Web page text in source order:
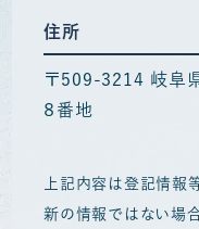
住所
〒509-3214 岐阜
８番地
上記内容は登記情報
新の情報ではない場